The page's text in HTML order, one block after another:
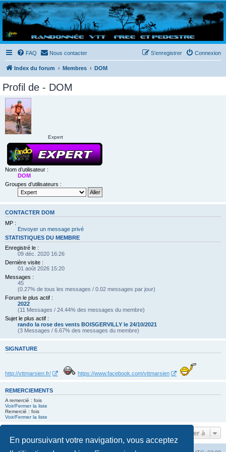
En poursuivant votre navigation, vous acceptez
Randovttfree.fr
Bienvenue sur le site des randos vtt et pédestre de Bretagne . Bonne navigation sur le site
et bonnes randos dans l'Ouest !
FAQ Nous contacter Connexion
S’enregistrer
Index du forum Membres DOM
Profil de - DOM
Expert
Nom d’utilisateur :
DOM
Groupes d’utilisateurs :
CONTACTER DOM
MP :
Envoyer un message privé
STATISTIQUES DU MEMBRE
Enregistré le :
09 déc. 2020 16:26
Dernière visite :
01 août 2026 15:20
Messages :
45
(0.27% de tous les messages / 0.02 messages par jour)
Forum le plus actif :
2022
(11 Messages / 24.44% des messages du membre)
Sujet le plus actif :
rando la rose des vents BOISGERVILLY le 24/10/2021
(3 Messages / 6.67% des messages du membre)
SIGNATURE
http://vttmarsien.fr/ https://www.facebook.com/vttmarsien
REMERCIEMENTS
A remercié : fois
Voir/Fermer la liste
Remercié : fois
Voir/Fermer la liste
Aller à